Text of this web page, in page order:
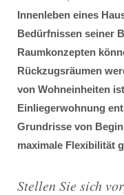
Innenleben eines
Bedürfnissen seiner
Raumkonzepten
Rückzugsräumen
von Wohneinheiten
Einliegerwohnung
Grundrisse von
maximale Flexibilität
Stellen Sie sich